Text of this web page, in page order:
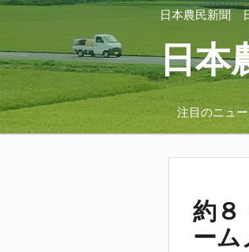
日本農民新聞
日本
注目のニュ
約８
ーム